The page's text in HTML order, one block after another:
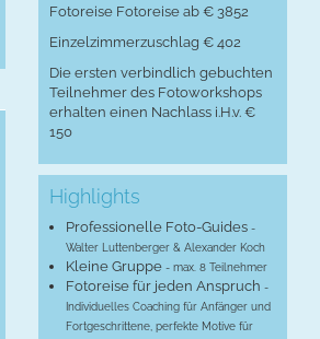
Fotoreise Fotoreise ab € 3852
Einzelzimmerzuschlag € 402
Die ersten verbindlich gebuchten
Teilnehmer des Fotoworkshops
erhalten einen Nachlass i.H.v. €
150
Highlights
Professionelle Foto-Guides -
Walter Luttenberger & Alexander Koch
Kleine Gruppe - max. 8 Teilnehmer
Fotoreise für jeden Anspruch -
Individuelles Coaching für Anfänger und
Fortgeschrittene, perfekte Motive für